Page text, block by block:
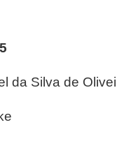
da Silva de